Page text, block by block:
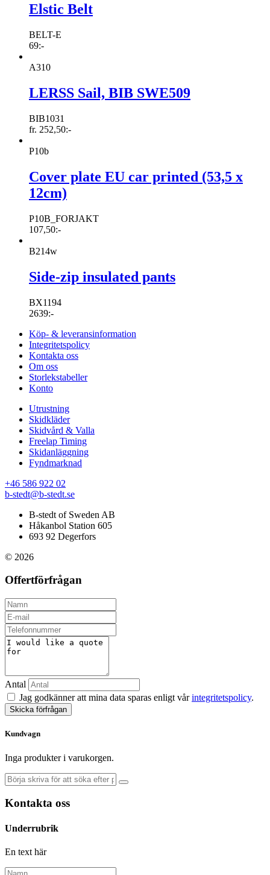
Elstic Belt
BELT-E
69:-
A310
LERSS Sail, BIB SWE509
BIB1031
fr. 252,50:-
P10b
Cover plate EU car printed (53,5 x
12cm)
P10B_FORJAKT
107,50:-
B214w
Side-zip insulated pants
BX1194
2639:-
Köp- & leveransinformation
Integritetspolicy
Kontakta oss
Om oss
Storlekstabeller
Konto
Utrustning
Skidkläder
Skidvård & Valla
Freelap Timing
Skidanläggning
Fyndmarknad
+46 586 922 02
b-stedt@b-stedt.se
B-stedt of Sweden AB
Håkanbol Station 605
693 92 Degerfors
© 2026
Offertförfrågan
Antal
Jag godkänner att mina data sparas enligt vårintegritetspolicy.
Skicka förfrågan
Kundvagn
Inga produkter i varukorgen.
Kontakta oss
Underrubrik
En text här